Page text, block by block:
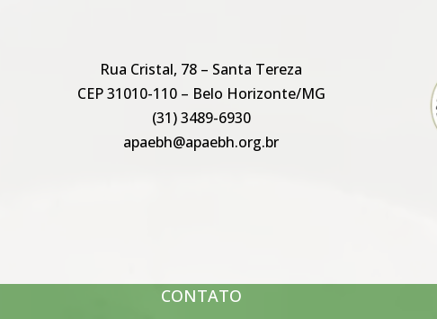
Rua Cristal, 78 – Santa Tereza
CEP 31010-110 – Belo Horizonte/MG
(31) 3489-6930
apaebh@apaebh.org.br
CONTATO